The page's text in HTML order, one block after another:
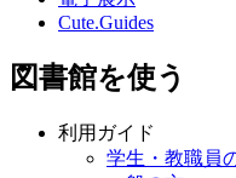
図書館を使う
利用ガイド
一般の方
各図書館